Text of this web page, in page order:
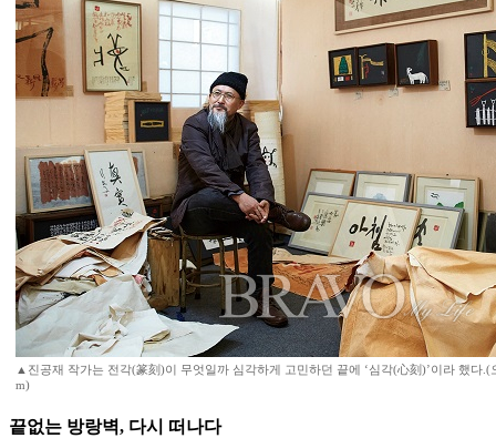
▲진공재 작가는 전각(篆刻)이 무엇일까 심각하게 고민하던 끝에 ‘심각(心刻)’이라 했다.(
m)
끝없는 방랑벽, 다시 떠나다